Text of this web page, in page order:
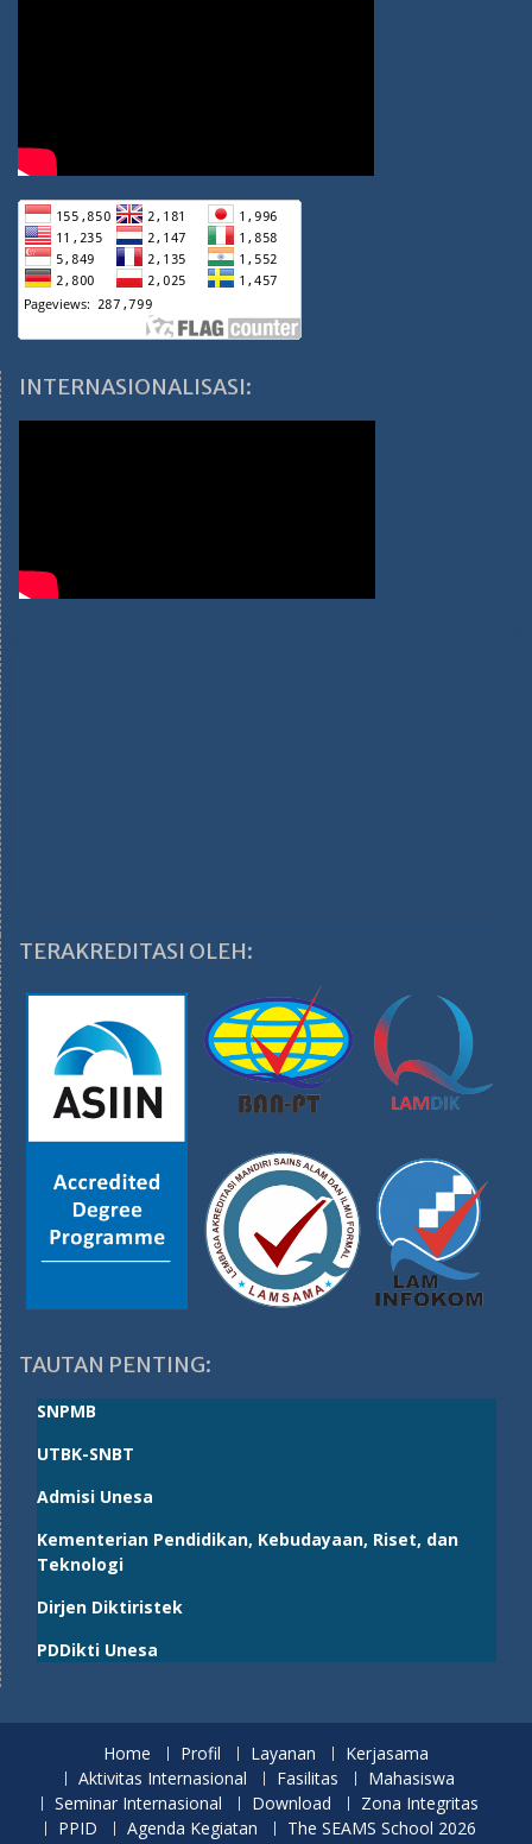
INTERNASIONALISASI:
TERAKREDITASI OLEH:
TAUTAN PENTING:
SNPMB
UTBK-SNBT
Admisi Unesa
Kementerian Pendidikan, Kebudayaan, Riset, dan
Teknologi
Dirjen Diktiristek
PDDikti Unesa
Home Profil Layanan
Kerjasama
Aktivitas Internasional
Fasilitas
Mahasiswa
Seminar Internasional
Download
Zona Integritas
PPID
Agenda Kegiatan
The SEAMS School 2026